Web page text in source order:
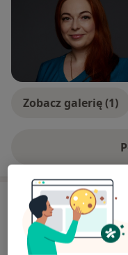
Zobacz galerię (1)
Usługi i ceny
Wypełnienie
Od 320 zł Szczegóły